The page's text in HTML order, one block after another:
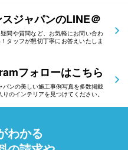
スジャパンのLINE＠
問や質問など、お気軽にお問い合わ
タッフが懇切丁寧にお答えいたしま
フォローはこちら
パンの美しい施工事例写真を多数掲載
のインテリアを見つけてください。
わかる